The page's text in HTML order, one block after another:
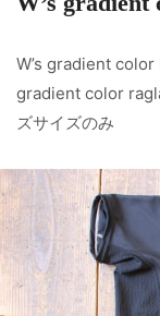
W’s gradient
gradient color
ズサイズのみ